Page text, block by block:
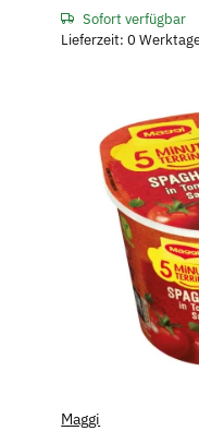
Sofort verfügbar
Lieferzeit: 0
Maggi